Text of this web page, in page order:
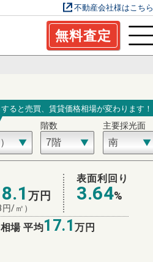
不動産会社様はこちら
無料査定
ると売買、賃貸価格相場が変わります！
階数 主要採光面
万円
円/㎡）
表面利回り
3.64%
場 平均17.1万円